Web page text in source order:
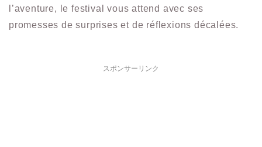
l’aventure, le festival vous attend avec ses
promesses de surprises et de réflexions décalées.
スポンサーリンク